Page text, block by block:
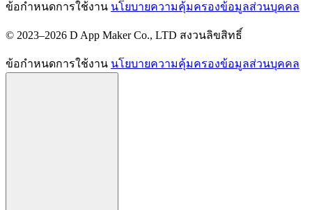
ข้อกำหนดการใช้งาน นโยบายความคุ้มครองข้อมูลส่วนบุคคล
© 2023–2026 D App Maker Co., LTD สงวนลิขสิทธิ์
ข้อกำหนดการใช้งาน นโยบายความคุ้มครองข้อมูลส่วนบุคคล